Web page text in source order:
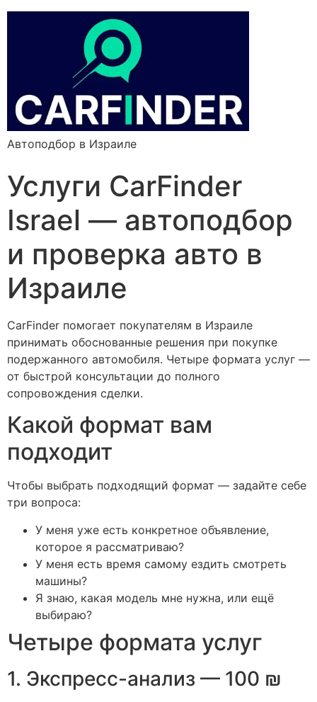
Автоподбор в Израиле
Услуги CarFinder
Israel — автоподбор
и проверка авто в
Израиле
CarFinder помогает покупателям в Израиле
принимать обоснованные решения при покупке
подержанного автомобиля. Четыре формата услуг —
от быстрой консультации до полного
сопровождения сделки.
Какой формат вам
подходит
Чтобы выбрать подходящий формат — задайте себе
три вопроса:
У меня уже есть конкретное объявление,
которое я рассматриваю?
У меня есть время самому ездить смотреть
машины?
Я знаю, какая модель мне нужна, или ещё
выбираю?
Четыре формата услуг
1. Экспресс-анализ — 100 ₪